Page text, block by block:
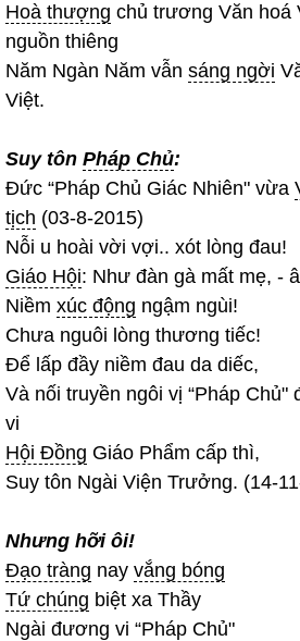
Hoà thượng chủ trương Văn hoá
nguồn thiêng
Năm Ngàn Năm vẫn sáng ngời
Việt.
Suy tôn Pháp Chủ:
Đức “Pháp Chủ Giác Nhiên" vừa
tịch (03-8-2015)
Nỗi u hoài vời vợi.. xót lòng đau!
Giáo Hội: Như đàn gà mất mẹ, -
Niềm xúc động ngậm ngùi!
Chưa nguôi lòng thương tiếc!
Để lấp đầy niềm đau da diếc,
Và nối truyền ngôi vị “Pháp Chủ"
vi
Hội Đồng Giáo Phẩm cấp thì,
Suy tôn Ngài Viện Trưởng. (14-
Nhưng hỡi ôi!
Đạo tràng nay vắng bóng
Tứ chúng biệt xa Thầy
Ngài đương vi “Pháp Chủ"